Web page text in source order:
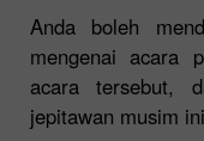
Anda boleh
mengenai acara
acara tersebut,
jepitawan musim